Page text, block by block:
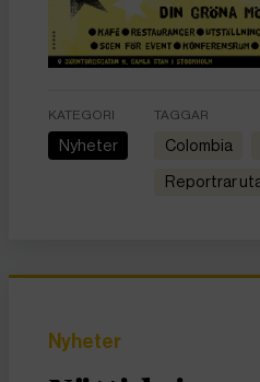
KATEGORI
Nyheter
TAGGAR
Colombia
Reportrar
Nyheter